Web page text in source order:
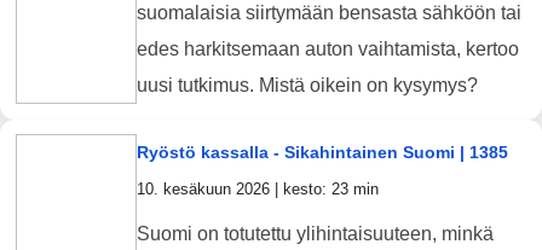
suomalaisia siirtymään bensasta sähköön tai
edes harkitsemaan auton vaihtamista, kertoo
uusi tutkimus. Mistä oikein on kysymys?
Ryöstö kassalla - Sikahintainen Suomi | 1385
10. kesäkuun 2026 | kesto: 23 min
Suomi on totutettu ylihintaisuuteen, minkä